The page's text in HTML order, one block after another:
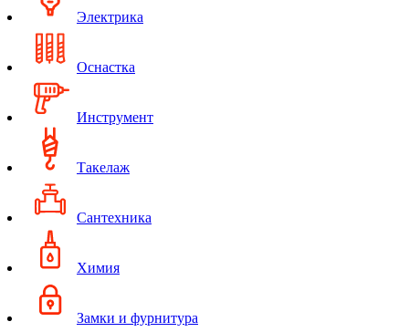
Электрика
Оснастка
Инструмент
Такелаж
Сантехника
Химия
Замки и фурнитура